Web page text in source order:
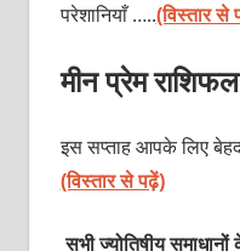
परेशानियाँ …..(विस्तार से
मीन प्रेम राशिफल
इस सप्ताह आपके लिए
(विस्तार से पढ़ें)
सभी ज्योतिषीय